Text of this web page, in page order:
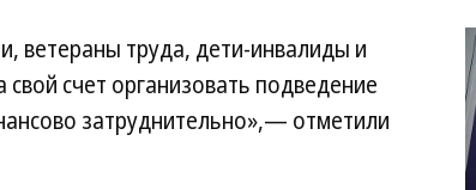
ветераны труда, дети-инвалиды и
счет организовать подведение
затруднительно»,— отметили